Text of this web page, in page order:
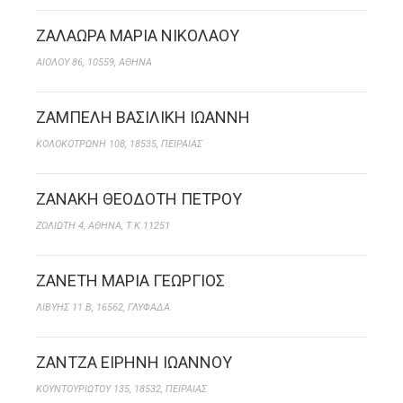
ΖΑΛΑΩΡΑ ΜΑΡΙΑ ΝΙΚΟΛΑΟΥ
ΑΙΟΛΟΥ 86, 10559, ΑΘΗΝΑ
ΖΑΜΠΕΛΗ ΒΑΣΙΛΙΚΗ ΙΩΑΝΝΗ
ΚΟΛΟΚΟΤΡΩΝΗ 108, 18535, ΠΕΙΡΑΙΑΣ
ΖΑΝΑΚΗ ΘΕΟΔΟΤΗ ΠΕΤΡΟΥ
ΖΟΛΙΩΤΗ 4, ΑΘΗΝΑ, Τ.Κ.11251
ΖΑΝΕΤΗ ΜΑΡΙΑ ΓΕΩΡΓΙΟΣ
ΛΙΒΥΗΣ 11 Β, 16562, ΓΛΥΦΑΔΑ
ΖΑΝΤΖΑ ΕΙΡΗΝΗ ΙΩΑΝΝΟΥ
ΚΟΥΝΤΟΥΡΙΩΤΟΥ 135, 18532, ΠΕΙΡΑΙΑΣ